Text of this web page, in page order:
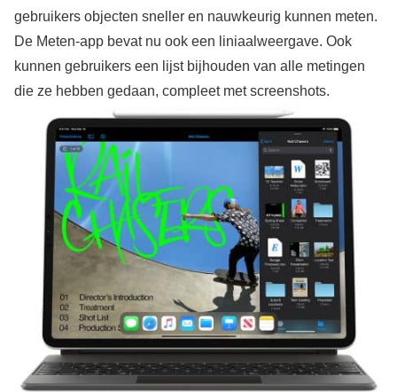
gebruikers objecten sneller en nauwkeurig kunnen meten.
De Meten-app bevat nu ook een liniaalweergave. Ook
kunnen gebruikers een lijst bijhouden van alle metingen
die ze hebben gedaan, compleet met screenshots.